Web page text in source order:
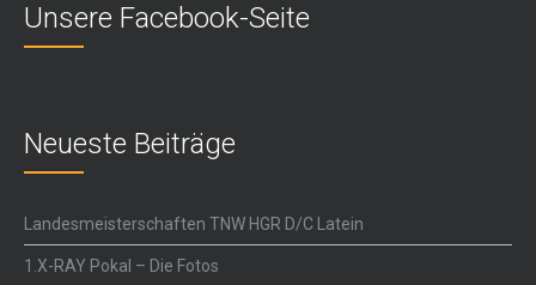
Unsere Facebook-Seite
Neueste Beiträge
Landesmeisterschaften TNW HGR D/C Latein
1.X-RAY Pokal – Die Fotos